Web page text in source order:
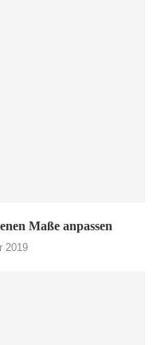
Maße anpassen
2019